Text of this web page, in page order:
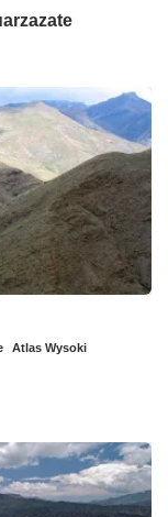
Atlas Wysoki